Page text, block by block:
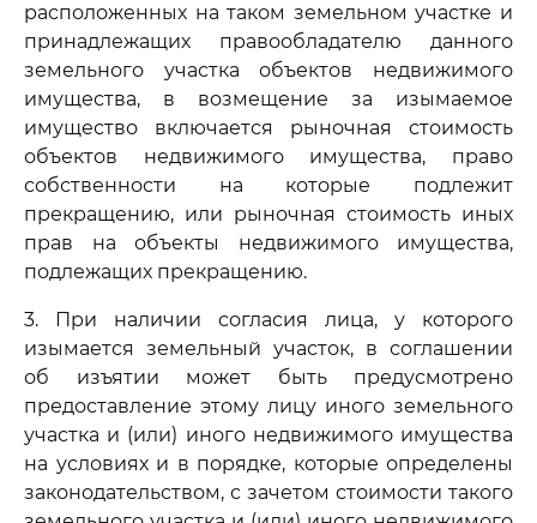
расположенных на таком земельном участке и
принадлежащих правообладателю данного
земельного участка объектов недвижимого
имущества, в возмещение за изымаемое
имущество включается рыночная стоимость
объектов недвижимого имущества, право
собственности на которые подлежит
прекращению, или рыночная стоимость иных
прав на объекты недвижимого имущества,
подлежащих прекращению.
3. При наличии согласия лица, у которого
изымается земельный участок, в соглашении
об изъятии может быть предусмотрено
предоставление этому лицу иного земельного
участка и (или) иного недвижимого имущества
на условиях и в порядке, которые определены
законодательством, с зачетом стоимости такого